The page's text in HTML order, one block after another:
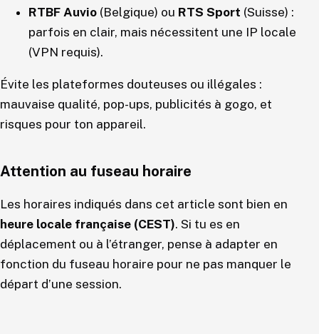
RTBF Auvio (Belgique) ou RTS Sport (Suisse) :
parfois en clair, mais nécessitent une IP locale
(VPN requis).
Évite les plateformes douteuses ou illégales :
mauvaise qualité, pop-ups, publicités à gogo, et
risques pour ton appareil.
Attention au fuseau horaire
Les horaires indiqués dans cet article sont bien en
heure locale française (CEST). Si tu es en
déplacement ou à l’étranger, pense à adapter en
fonction du fuseau horaire pour ne pas manquer le
départ d’une session.